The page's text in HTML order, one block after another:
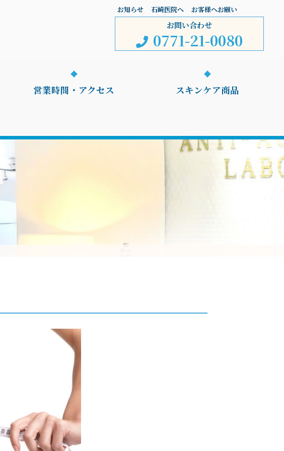
営業時間・アクセス スキンケア商品
お知らせ 石崎医院へ お客様へお願い
お問い合わせ
0771-21-0080